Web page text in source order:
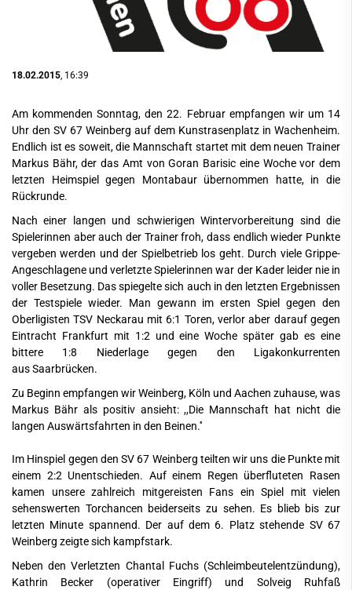
18.02.2015 , 16:39
Am kommenden Sonntag, den 22. Februar empfangen wir um 14
Uhr den SV 67 Weinberg auf dem Kunstrasenplatz in Wachenheim.
Endlich ist es soweit, die Mannschaft startet mit dem neuen Trainer
Markus Bähr, der das Amt von Goran Barisic eine Woche vor dem
letzten Heimspiel gegen Montabaur übernommen hatte, in die
Rückrunde.
Nach einer langen und schwierigen Wintervorbereitung sind die
Spielerinnen aber auch der Trainer froh, dass endlich wieder Punkte
vergeben werden und der Spielbetrieb los geht. Durch viele Grippe-
Angeschlagene und verletzte Spielerinnen war der Kader leider nie in
voller Besetzung. Das spiegelte sich auch in den letzten Ergebnissen
der Testspiele wieder. Man gewann im ersten Spiel gegen den
Oberligisten TSV Neckarau mit 6:1 Toren, verlor aber darauf gegen
Eintracht Frankfurt mit 1:2 und eine Woche später gab es eine
bittere 1:8 Niederlage gegen den Ligakonkurrenten
aus Saarbrücken.
Zu Beginn empfangen wir Weinberg, Köln und Aachen zuhause, was
Markus Bähr als positiv ansieht: ,,Die Mannschaft hat nicht die
langen Auswärtsfahrten in den Beinen.''
Im Hinspiel gegen den SV 67 Weinberg teilten wir uns die Punkte mit
einem 2:2 Unentschieden. Auf einem Regen überfluteten Rasen
kamen unsere zahlreich mitgereisten Fans ein Spiel mit vielen
sehenswerten Torchancen beiderseits zu sehen. Es blieb bis zur
letzten Minute spannend. Der auf dem 6. Platz stehende SV 67
Weinberg zeigte sich kampfstark.
Neben den Verletzten Chantal Fuchs (Schleimbeutelentzündung),
Kathrin Becker (operativer Eingriff) und Solveig Ruhfaß